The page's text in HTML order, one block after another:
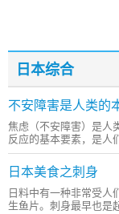
日本综合
不安障害是人类的
焦虑（不安障害）是人
反应的基本要素，是人
日本美食之刺身
日料中有一种非常受人
生鱼片。刺身最早也是